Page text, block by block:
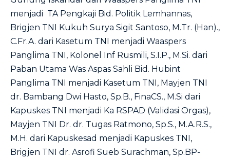
menjadi TA Pengkaji Bid. Politik Lemhannas,
Brigjen TNI Kukuh Surya Sigit Santoso, M.Tr. (Han).,
C.Fr.A. dari Kasetum TNI menjadi Waaspers
Panglima TNI, Kolonel Inf Rusmili, S.I.P., M.Si. dari
Paban Utama Was Aspas Sahli Bid. Hubint
Panglima TNI menjadi Kasetum TNI, Mayjen TNI
dr. Bambang Dwi Hasto, Sp.B., FinaCS., M.Si dari
Kapuskes TNI menjadi Ka RSPAD (Validasi Orgas),
Mayjen TNI Dr. dr. Tugas Ratmono, Sp.S., M.A.R.S.,
M.H. dari Kapuskesad menjadi Kapuskes TNI,
Brigjen TNI dr. Asrofi Sueb Surachman, Sp.BP-